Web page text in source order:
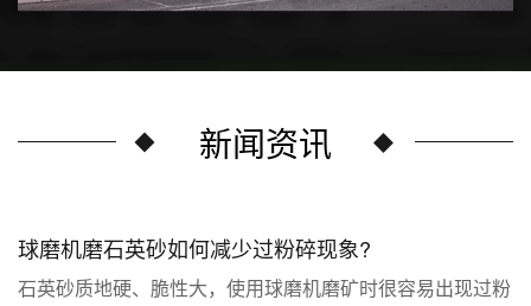
新闻资讯
球磨机磨石英砂如何减少过粉碎现象?
石英砂质地硬、脆性大，使用球磨机磨矿时很容易出现过粉